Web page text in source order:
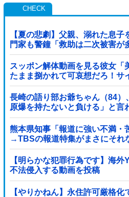
【夏の悲劇】父親、溺れた息
門家も警鐘「救助は二次被害が
スッポン解体動画を見る彼女
たまま捌かれて可哀想だろ！
どっち？
長崎の語り部お爺ちゃん（84）
原爆を持たないと負ける」と
代表（85）も中学生に「核を持
熊本県知事「報道に強い不満・
→TBSの報道特集がまさにそれ
【明らかな犯罪行為です】海
不法侵入する動画を投稿
【やりかねん】永住許可厳格